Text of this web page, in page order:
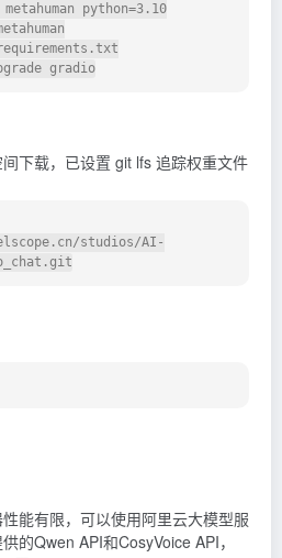
python=3.10
下载，已设置 git lfs 追踪权重文件
studios/AI-
能有限，可以使用阿里云大模型服
的Qwen API和CosyVoice API，